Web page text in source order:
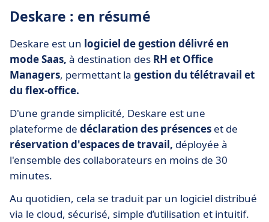
Deskare : en résumé
Deskare est un logiciel de gestion délivré en
mode Saas, à destination des RH et Office
Managers, permettant la gestion du télétravail et
du flex-office.
D'une grande simplicité, Deskare est une
plateforme de déclaration des présences et de
réservation d'espaces de travail, déployée à
l'ensemble des collaborateurs en moins de 30
minutes.
Au quotidien, cela se traduit par un logiciel distribué
via le cloud, sécurisé, simple d’utilisation et intuitif.